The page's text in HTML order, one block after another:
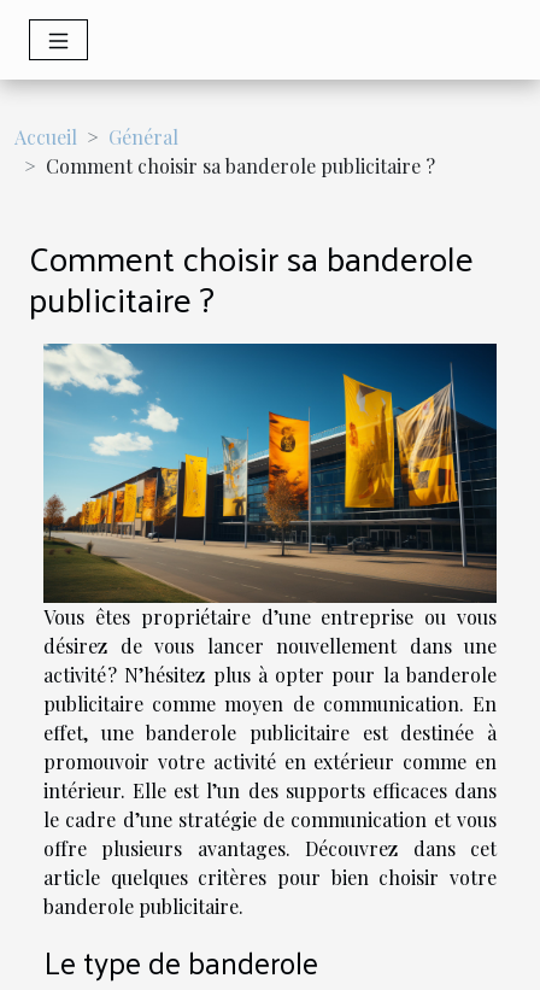
Accueil
Général
Comment choisir sa banderole publicitaire ?
Comment choisir sa banderole
publicitaire ?
Vous êtes propriétaire d’une entreprise ou vous
désirez de vous lancer nouvellement dans une
activité ? N’hésitez plus à opter pour la banderole
publicitaire comme moyen de communication. En
effet, une banderole publicitaire est destinée à
promouvoir votre activité en extérieur comme en
intérieur. Elle est l’un des supports efficaces dans
le cadre d’une stratégie de communication et vous
offre plusieurs avantages. Découvrez dans cet
article quelques critères pour bien choisir votre
banderole publicitaire.
Le type de banderole